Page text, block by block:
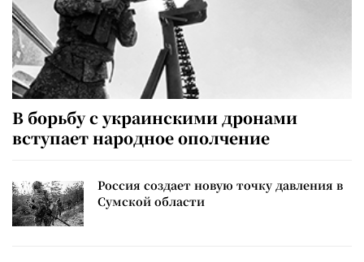
В борьбу с украинскими дронами
вступает народное ополчение
Россия создает новую точку давления в
Сумской области